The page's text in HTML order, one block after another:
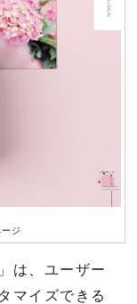
ジ
は、ユーザー
マイズできる